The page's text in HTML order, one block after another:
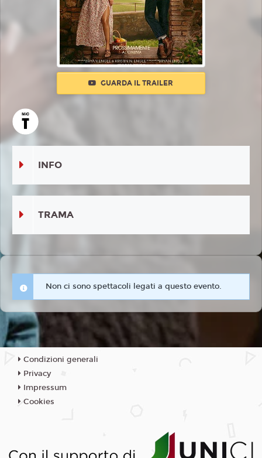
GUARDA IL TRAILER
INFO
TRAMA
Non ci sono spettacoli legati a questo evento.
Condizioni generali
Privacy
Impressum
Cookies